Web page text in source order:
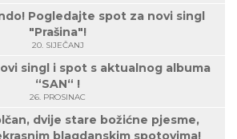
Pogledajte spot za novi singl
"Prašina"!
20. SIJEČANJ
singl i spot s aktualnog albuma
“SAN“ !
26. PROSINAC
dvije stare božićne pjesme,
blagdanskim spotovima!